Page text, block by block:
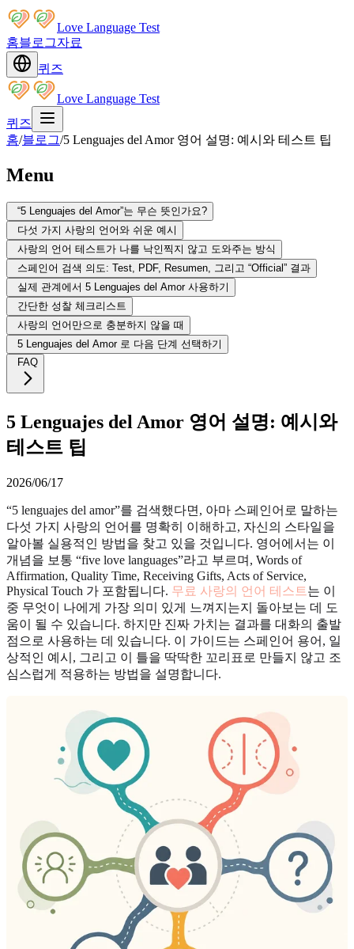
Love Language Test
홈블로그자료
퀴즈
Love Language Test
퀴즈
홈/블로그/5 Lenguajes del Amor 영어 설명: 예시와 테스트 팁
Menu
“5 Lenguajes del Amor”는 무슨 뜻인가요?
다섯 가지 사랑의 언어와 쉬운 예시
사랑의 언어 테스트가 나를 낙인찍지 않고 도와주는 방식
스페인어 검색 의도: Test, PDF, Resumen, 그리고 “Official” 결과
실제 관계에서 5 Lenguajes del Amor 사용하기
간단한 성찰 체크리스트
사랑의 언어만으로 충분하지 않을 때
5 Lenguajes del Amor 로 다음 단계 선택하기
FAQ
5 Lenguajes del Amor 영어 설명: 예시와
테스트 팁
2026/06/17
“5 lenguajes del amor”를 검색했다면, 아마 스페인어로 말하는
다섯 가지 사랑의 언어를 명확히 이해하고, 자신의 스타일을
알아볼 실용적인 방법을 찾고 있을 것입니다. 영어에서는 이
개념을 보통 “five love languages”라고 부르며, Words of
Affirmation, Quality Time, Receiving Gifts, Acts of Service,
Physical Touch 가 포함됩니다. 무료 사랑의 언어 테스트 는 이
중 무엇이 나에게 가장 의미 있게 느껴지는지 돌아보는 데 도
움이 될 수 있습니다. 하지만 진짜 가치는 결과를 대화의 출발
점으로 사용하는 데 있습니다. 이 가이드는 스페인어 용어, 일
상적인 예시, 그리고 이 틀을 딱딱한 꼬리표로 만들지 않고 조
심스럽게 적용하는 방법을 설명합니다.